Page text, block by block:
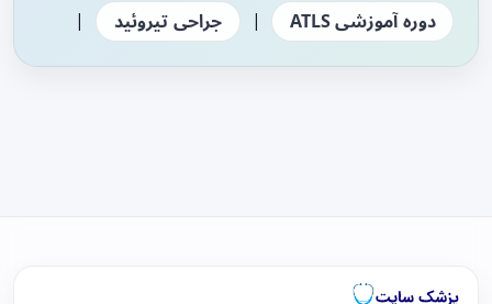
دوره آموزشی ATLS | جراحی تیروئید |